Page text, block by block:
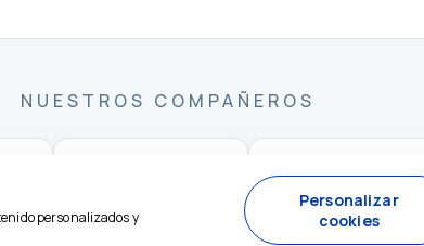
NUESTROS COMPAÑEROS
personalizados y
Personalizar
cookies